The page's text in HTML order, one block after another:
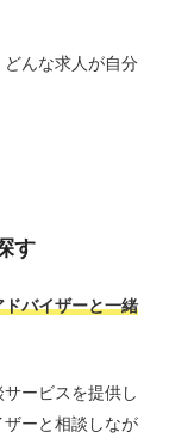
んな求人が自分
す
ドバイザーと一緒
ービスを提供し
ーと相談しなが